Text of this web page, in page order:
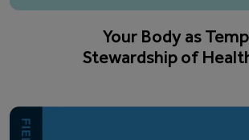
#5 Your Body as
Stewardship of